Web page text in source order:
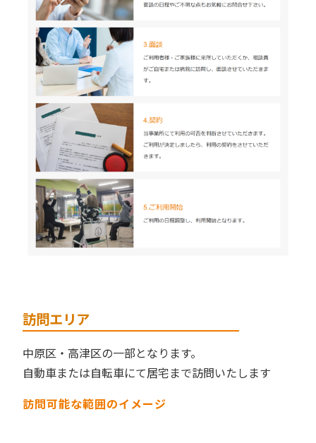
訪問エリア
中原区・高津区の一部となります。
自動車または自転車にて居宅まで訪問いたします
訪問可能な範囲のイメージ